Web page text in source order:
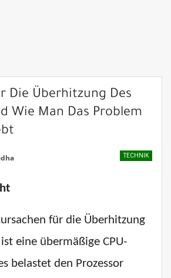
Die Überhitzung Des
Wie Man Das Problem
TECHNIK
für die Überhitzung
eine übermäßige CPU-
belastet den Prozessor